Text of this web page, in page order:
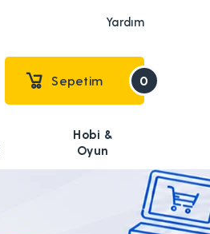
Yardım
Sepetim 0
Hobi &
Oyun